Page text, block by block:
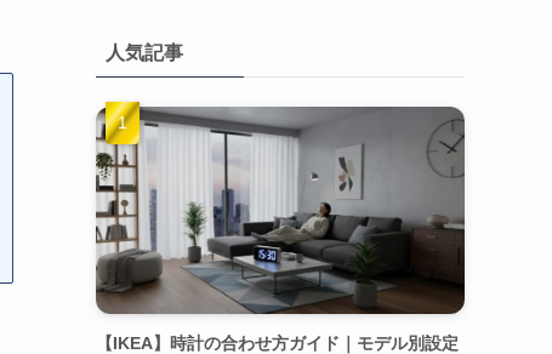
ー人気記事
【IKEA】時計の合わせ方ガイド｜モデル別設定